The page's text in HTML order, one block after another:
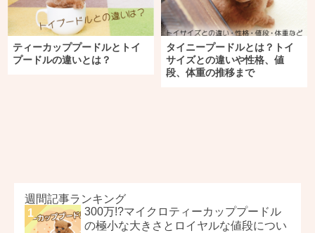
ティーカッププードルとトイ
プードルの違いとは？
タイニープードルとは？トイ
サイズとの違いや性格、値
段、体重の推移まで
週間記事ランキング
300万!?マイクロティーカッププードル
の極小な大きさとロイヤルな値段につい